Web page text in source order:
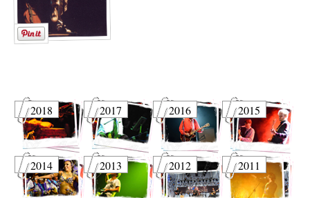
2018 2017 2016 2015
2014 2013 2012 2011